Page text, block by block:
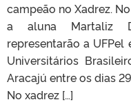
campeão no Xadrez.
a aluna Martaliz
representarão a
Universitários
Aracajú entre os dias
No xadrez […]